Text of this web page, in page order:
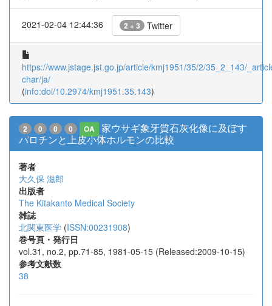
2021-02-04 12:44:36 2 + 3 Twitter
https://www.jstage.jst.go.jp/article/kmj1951/35/2/35_2_143/
char/ja/
(info:doi/10.2974/kmj1951.35.143)
2 0 0 0 OA
家ウサギ象牙質石灰化像に及ぼす
パロチンと上皮小体ホルモンの比較
著者
大久保 滋郎
出版者
The Kitakanto Medical Society
雑誌
北関東医学 (ISSN:00231908)
巻号頁・発行日
vol.31, no.2, pp.71-85, 1981-05-15 (Released:2009-10-15)
参考文献数
38